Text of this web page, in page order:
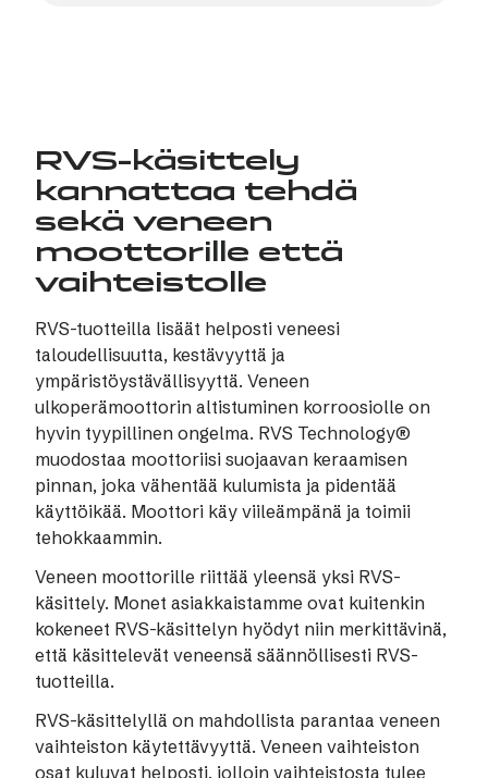
RVS-käsittely
kannattaa tehdä
sekä veneen
moottorille että
vaihteistolle
RVS-tuotteilla lisäät helposti veneesi
taloudellisuutta, kestävyyttä ja
ympäristöystävällisyyttä. Veneen
ulkoperämoottorin altistuminen korroosiolle on
hyvin tyypillinen ongelma. RVS Technology®
muodostaa moottoriisi suojaavan keraamisen
pinnan, joka vähentää kulumista ja pidentää
käyttöikää. Moottori käy viileämpänä ja toimii
tehokkaammin.
Veneen moottorille riittää yleensä yksi RVS-
käsittely. Monet asiakkaistamme ovat kuitenkin
kokeneet RVS-käsittelyn hyödyt niin merkittävinä,
että käsittelevät veneensä säännöllisesti RVS-
tuotteilla.
RVS-käsittelyllä on mahdollista parantaa veneen
vaihteiston käytettävyyttä. Veneen vaihteiston
osat kuluvat helposti, jolloin vaihteistosta tulee